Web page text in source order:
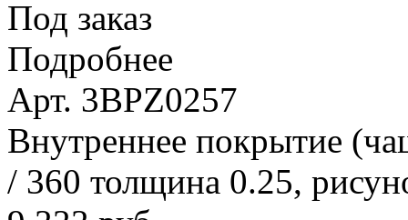
Под заказ
Подробнее
Арт. 3BPZ0257
Внутреннее покрытие
/ 360 толщина 0.25,